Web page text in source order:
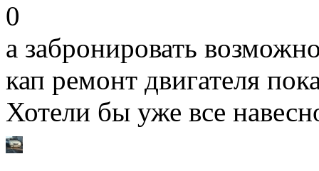
0
а забронировать
кап ремонт двигателя
Хотели бы уже все